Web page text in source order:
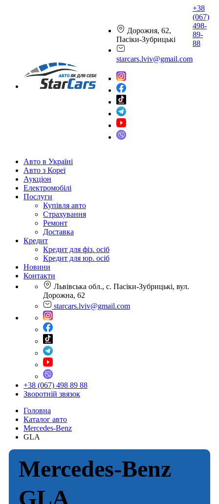
Дорожня, 62,
Пасіки-Зубрицькі
starcars.lviv@gmail.com
+38
(067)
498-
89-
88
Авто в Україні
Авто з Кореї
Аукціон
Електромобілі
Послуги
Купівля авто
Страхування
Ремонт
Доставка
Кредит
Кредит для фіз. осіб
Кредит для юр. осіб
Новини
Контакти
Львівська обл., с. Пасіки-Зубрицькі, вул.
Дорожна, 62
starcars.lviv@gmail.com
+38 (067) 498 89 88
Зворотній звязок
Головна
Каталог авто
Mercedes-Benz
GLA
Mercedes-Benz
GLA